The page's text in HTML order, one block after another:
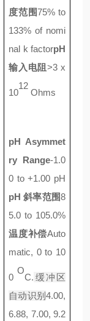
度范围75% to
133% of nomi
nal k factorpH
输入电阻>3 x
10
12
Ohms
pH Asymmet
ry Range-1.0
0 to +1.00 pH
pH斜率范围8
5.0 to 105.0%
温度补偿Auto
matic, 0 to 10
0
O
C. 缓冲区
自动识别 4.00,
6.88, 7.00, 9.2